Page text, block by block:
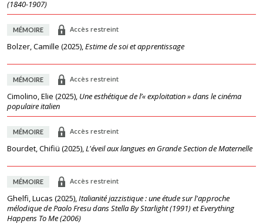
(1840-1907)
MÉMOIRE Accès restreint
Bolzer, Camille (2025),Estime de soi et apprentissage
MÉMOIRE Accès restreint
Cimolino, Elie (2025), Une esthétique de l’« exploitation » dans le cinéma
populaire italien
MÉMOIRE Accès restreint
Bourdet, Chifiü (2025),L'éveil aux langues en Grande Section de Maternelle
MÉMOIRE Accès restreint
Ghelfi, Lucas (2025),Italianité jazzistique : une étude sur l'approche
mélodique de Paolo Fresu dans Stella By Starlight (1991) et Everything
Happens To Me (2006)